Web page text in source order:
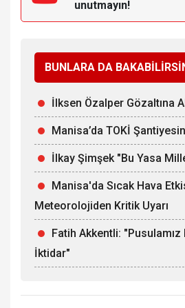
unutmayın!
BUNLARA DA
İlksen Özalper Gözaltına
Manisa’da TOKİ
İlkay Şimşek "Bu Yasa
Manisa'da Sıcak Hava
Meteorolojiden Kritik Uyarı
Fatih Akkentli: "Pusulamız
İktidar"